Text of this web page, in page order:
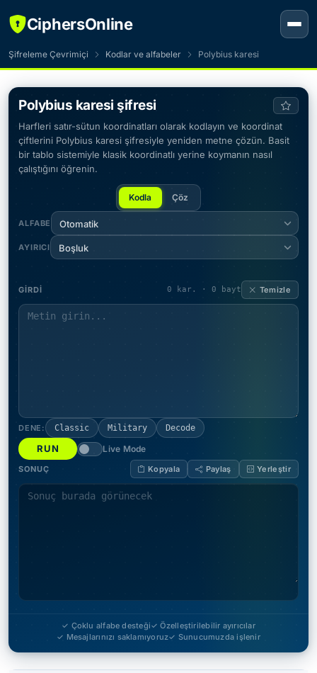
CiphersOnline
Şifreleme Çevrimiçi Kodlar ve alfabeler Polybius karesi
Polybius karesi şifresi
Harfleri satır-sütun koordinatları olarak kodlayın ve koordinat
çiftlerini Polybius karesi şifresiyle yeniden metne çözün. Basit
bir tablo sistemiyle klasik koordinatlı yerine koymanın nasıl
çalıştığını öğrenin.
Kodla Çöz
ALFABE Otomatik
AYIRICI Boşluk
GIRDI 0 kar. · 0 bayt Temizle
DENE: Classic Military Decode
RUN Live Mode
SONUÇ Kopyala Paylaş Yerleştir
✓ Çoklu alfabe desteği✓ Özelleştirilebilir ayırıcılar
✓ Mesajlarınızı saklamıyoruz✓ Sunucumuzda işlenir